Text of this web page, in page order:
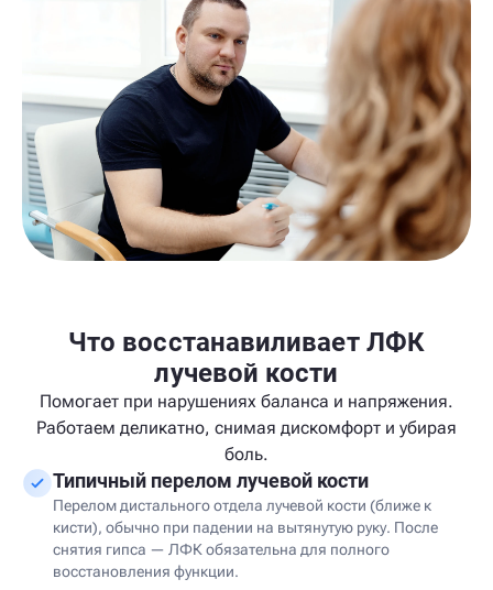
Что восстанавиливает ЛФК
лучевой кости
Помогает при нарушениях баланса и напряжения.
Работаем деликатно, снимая дискомфорт и убирая
боль.
Типичный перелом лучевой кости
Перелом дистального отдела лучевой кости (ближе к
кисти), обычно при падении на вытянутую руку. После
снятия гипса — ЛФК обязательна для полного
восстановления функции.